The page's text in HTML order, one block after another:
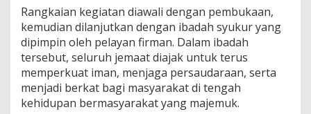
t
M
e
n
j
a
a
K
Rangkaian kegiatan diawali dengan pembukaan,
kemudian dilanjutkan dengan ibadah syukur yang
dipimpin oleh pelayan firman. Dalam ibadah
tersebut, seluruh jemaat diajak untuk terus
memperkuat iman, menjaga persaudaraan, serta
menjadi berkat bagi masyarakat di tengah
kehidupan bermasyarakat yang majemuk.